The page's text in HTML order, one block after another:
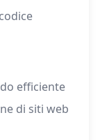
efficiente
di siti web